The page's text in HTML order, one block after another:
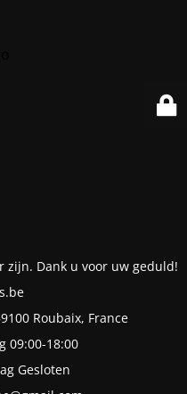
zijn. Dank u voor uw geduld!
Roubaix, France
09:00-18:00
Gesloten